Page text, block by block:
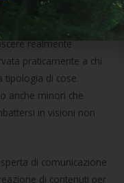
interessante e
realmente
praticamente a chi
tipologia di cose.
anche minori che
in visioni non
di comunicazione
di contenuti per